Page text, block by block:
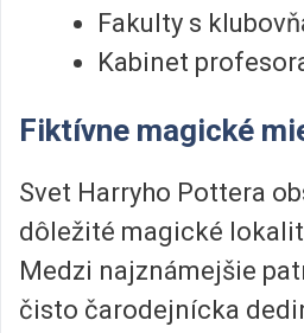
Fakulty s
Kabinet
Fiktívne magické
Svet Harryho Pottera
dôležité magické
Medzi najznámejšie
čisto čarodejnícka